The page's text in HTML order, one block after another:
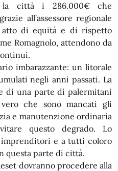
la città i 286.000€ che
all’assessore regionale
atto di equità e di rispetto
Romagnolo, attendono da
imbarazzante: un litorale
negli anni passati. La
di una parte di palermitani
che sono mancati gli
e manutenzione ordinaria
questo degrado. Lo
e a tutti coloro
questa parte di città.
dovranno procedere alla